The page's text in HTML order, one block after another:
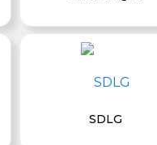
SDLG